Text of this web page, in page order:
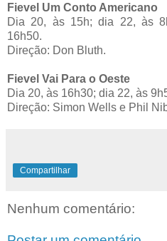
Fievel Um Conto Americano
Dia 20, às 15h; dia 22, às
16h50.
Direção: Don Bluth.
Fievel Vai Para o Oeste
Dia 20, às 16h30; dia 22, às
Direção: Simon Wells e Phil
Compartilhar
Nenhum comentário: